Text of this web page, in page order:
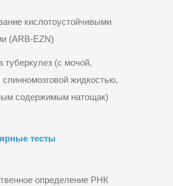
кислотоустойчивыми
(ARB-EZN)
туберкулез (с мочой,
спинномозговой жидкостью,
содержимым натощак)
тесты
определение РНК